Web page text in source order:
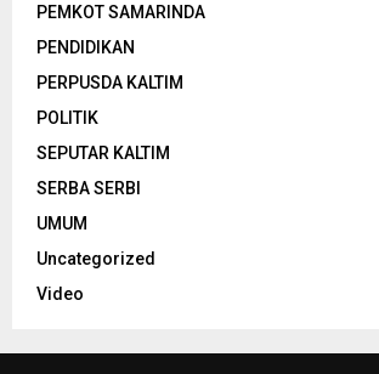
PEMKOT SAMARINDA
PENDIDIKAN
PERPUSDA KALTIM
POLITIK
SEPUTAR KALTIM
SERBA SERBI
UMUM
Uncategorized
Video